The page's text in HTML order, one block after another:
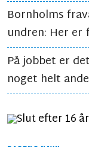
Bornholms
undren: Her
På jobbet er
noget helt